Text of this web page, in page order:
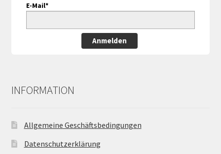
E-Mail*
Anmelden
INFORMATION
Allgemeine Geschäftsbedingungen
Datenschutzerklärung